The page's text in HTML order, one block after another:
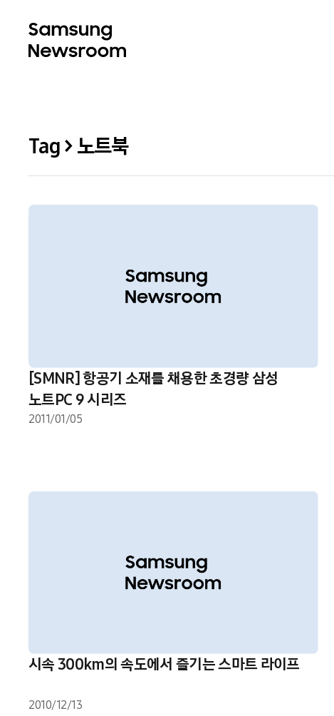
Tag > 노트북
[SMNR] 항공기 소재를 채용한 초경량 삼성
노트PC 9 시리즈
2011/01/05
시속 300km의 속도에서 즐기는 스마트 라이프
2010/12/13